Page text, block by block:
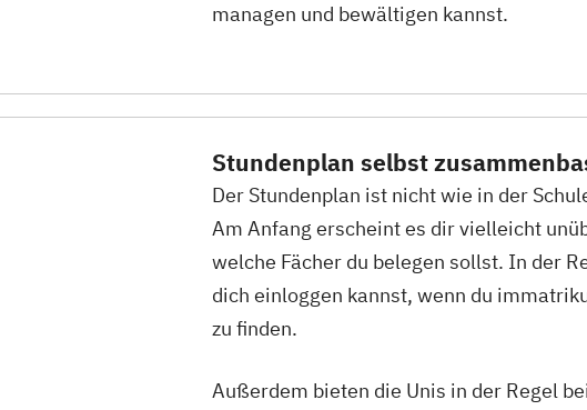
managen und bewältigen kannst.
Stundenplan selbst
Der Stundenplan ist nicht wie in der
Am Anfang erscheint es dir vielleicht
welche Fächer du belegen sollst. In der
dich einloggen kannst, wenn du
zu finden.
Außerdem bieten die Unis in der Regel